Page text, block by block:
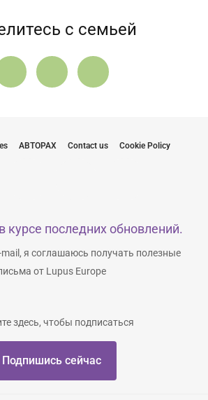
с семьей
АВТОРАХ Contact us Cookie Policy
курсе последних обновлений.
я соглашаюсь получать полезные
от Lupus Europe
здесь, чтобы подписаться
Подпишись сейчас